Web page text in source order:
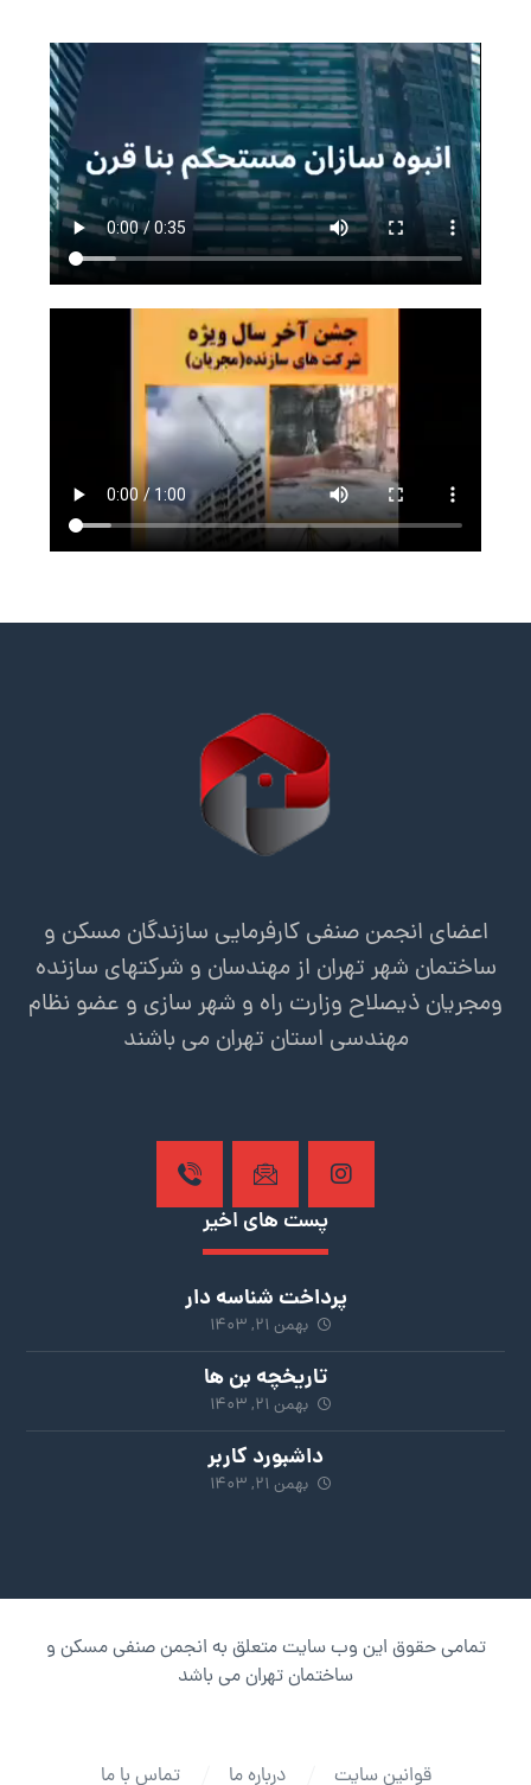
اعضای انجمن صنفی کارفرمایی سازندگان مسکن و
ساختمان شهر تهران از مهندسان و شرکتهای سازنده
ومجریان ذیصلاح وزارت راه و شهر سازی و عضو نظام
مهندسی استان تهران می باشند
پست های اخیر
پرداخت شناسه دار
بهمن ۲۱, ۱۴۰۳
تاریخچه بن ها
بهمن ۲۱, ۱۴۰۳
داشبورد کاربر
بهمن ۲۱, ۱۴۰۳
تمامی حقوق این وب سایت متعلق به انجمن صنفی مسکن و
ساختمان تهران می باشد
تماس با ما درباره ما قوانین سایت